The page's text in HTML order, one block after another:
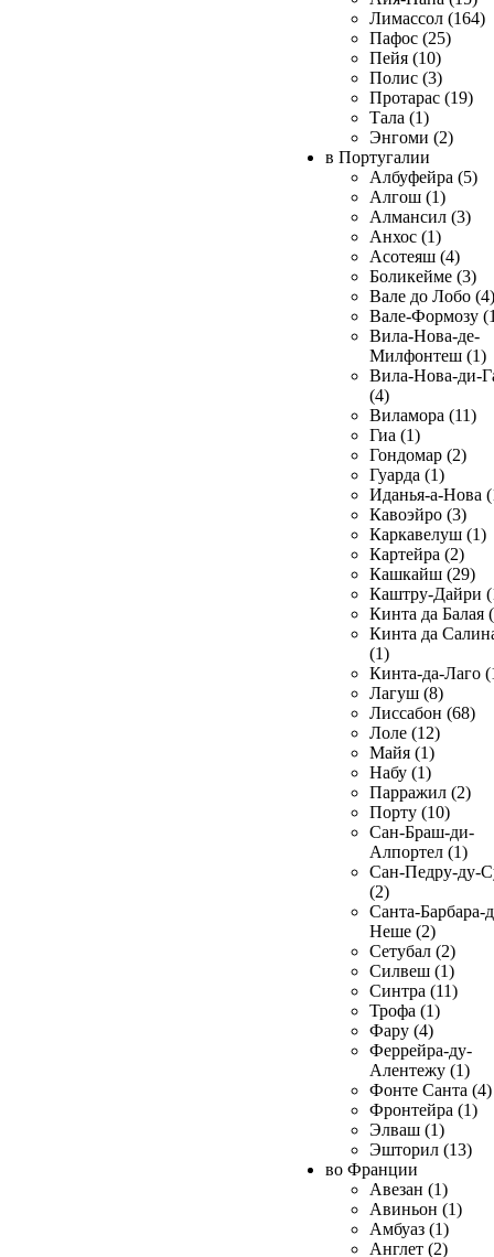
Лимассол (164)
Пафос (25)
Пейя (10)
Полис (3)
Протарас (19)
Тала (1)
Энгоми (2)
в Португалии
Албуфейра (5)
Алгош (1)
Алмансил (3)
Анхос (1)
Асотеяш (4)
Боликейме (3)
Вале до Лобо (4)
Вале-Формозу
Вила-Нова-де-
Милфонтеш (1)
Вила-Нова-ди-
(4)
Виламора (11)
Гиа (1)
Гондомар (2)
Гуарда (1)
Иданья-а-Нова
Кавоэйро (3)
Каркавелуш (1)
Картейра (2)
Кашкайш (29)
Каштру-Дайри
Кинта да Балая
Кинта да
(1)
Кинта-да-Лаго
Лагуш (8)
Лиссабон (68)
Лоле (12)
Майя (1)
Набу (1)
Парражил (2)
Порту (10)
Сан-Браш-ди-
Алпортел (1)
Сан-Педру-ду-
(2)
Санта-Барбара-
Неше (2)
Сетубал (2)
Силвеш (1)
Синтра (11)
Трофа (1)
Фару (4)
Феррейра-ду-
Алентежу (1)
Фонте Санта (4)
Фронтейра (1)
Элваш (1)
Эшторил (13)
во Франции
Авезан (1)
Авиньон (1)
Амбуаз (1)
Англет (2)